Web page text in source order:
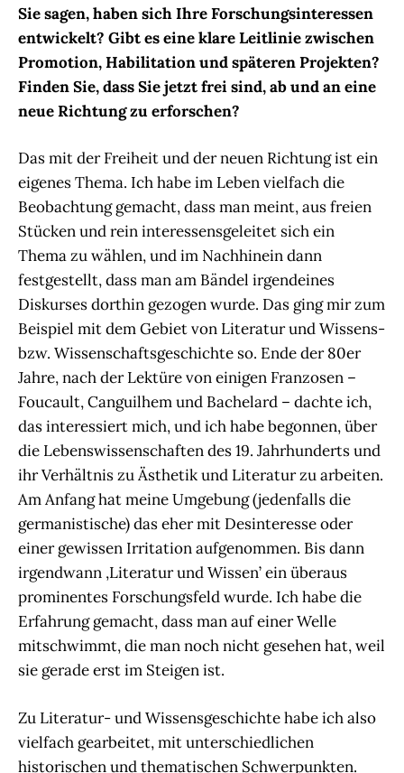
Sie sagen, haben sich Ihre Forschungsinteressen
entwickelt? Gibt es eine klare Leitlinie zwischen
Promotion, Habilitation und späteren Projekten?
Finden Sie, dass Sie jetzt frei sind, ab und an eine
neue Richtung zu erforschen?
Das mit der Freiheit und der neuen Richtung ist ein
eigenes Thema. Ich habe im Leben vielfach die
Beobachtung gemacht, dass man meint, aus freien
Stücken und rein interessensgeleitet sich ein
Thema zu wählen, und im Nachhinein dann
festgestellt, dass man am Bändel irgendeines
Diskurses dorthin gezogen wurde. Das ging mir zum
Beispiel mit dem Gebiet von Literatur und Wissens-
bzw. Wissenschaftsgeschichte so. Ende der 80er
Jahre, nach der Lektüre von einigen Franzosen –
Foucault, Canguilhem und Bachelard – dachte ich,
das interessiert mich, und ich habe begonnen, über
die Lebenswissenschaften des 19. Jahrhunderts und
ihr Verhältnis zu Ästhetik und Literatur zu arbeiten.
Am Anfang hat meine Umgebung (jedenfalls die
germanistische) das eher mit Desinteresse oder
einer gewissen Irritation aufgenommen. Bis dann
irgendwann ‚Literatur und Wissen’ ein überaus
prominentes Forschungsfeld wurde. Ich habe die
Erfahrung gemacht, dass man auf einer Welle
mitschwimmt, die man noch nicht gesehen hat, weil
sie gerade erst im Steigen ist.
Zu Literatur- und Wissensgeschichte habe ich also
vielfach gearbeitet, mit unterschiedlichen
historischen und thematischen Schwerpunkten.